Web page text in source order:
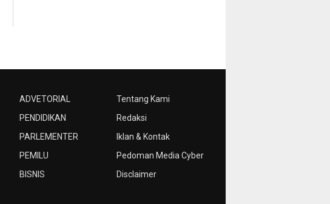
ADVETORIAL
PENDIDIKAN
PARLEMENTER
PEMILU
BISNIS
Tentang Kami
Redaksi
Iklan & Kontak
Pedoman Media Cyber
Disclaimer